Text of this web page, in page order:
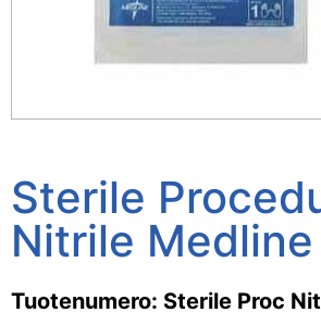
Sterile
Nitrile Medline
Tuotenumero: Sterile Proc